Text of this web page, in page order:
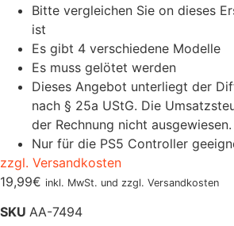
Bitte vergleichen Sie on dieses
ist
Es gibt 4 verschiedene Modelle
Es muss gelötet werden
Dieses Angebot unterliegt der
nach § 25a UStG. Die
der Rechnung nicht ausgewiesen.
Nur für die PS5 Controller
zzgl. Versandkosten
19,99€ inkl. MwSt. und zzgl. Versandkosten
SKU AA-7494